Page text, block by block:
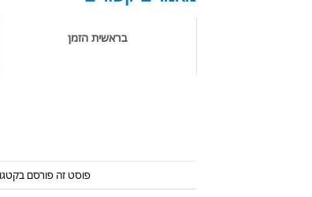
בראשית הזמן
פוסט זה פורסם